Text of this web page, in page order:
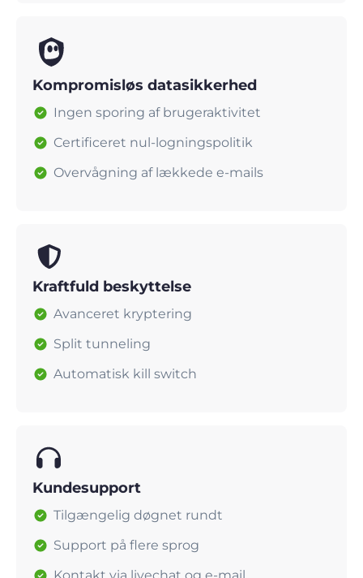
Kompromisløs datasikkerhed
Ingen sporing af brugeraktivitet
Certificeret nul-logningspolitik
Overvågning af lækkede e-mails
Kraftfuld beskyttelse
Avanceret kryptering
Split tunneling
Automatisk kill switch
Kundesupport
Tilgængelig døgnet rundt
Support på flere sprog